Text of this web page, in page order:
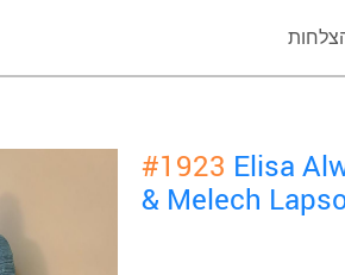
#1923 Elisa
& Melech